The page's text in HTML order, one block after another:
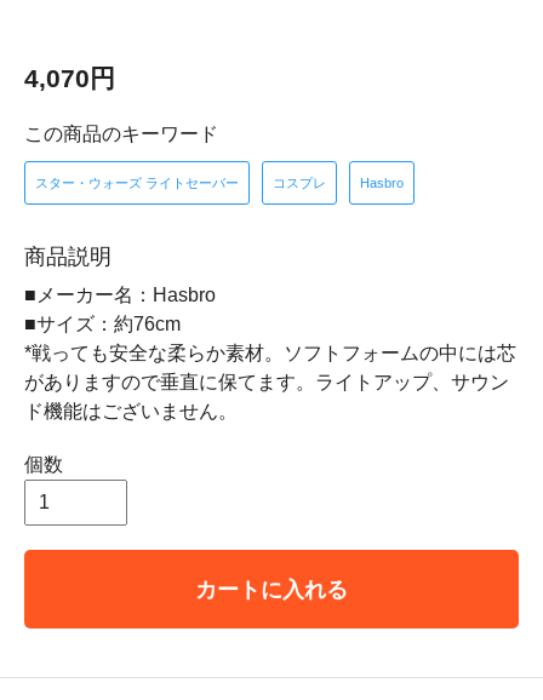
4,070円
この商品のキーワード
スター・ウォーズ ライトセーバー コスプレ Hasbro
商品説明
■メーカー名：Hasbro
■サイズ：約76cm
*戦っても安全な柔らか素材。ソフトフォームの中には芯
がありますので垂直に保てます。ライトアップ、サウン
ド機能はございません。
個数
カートに入れる